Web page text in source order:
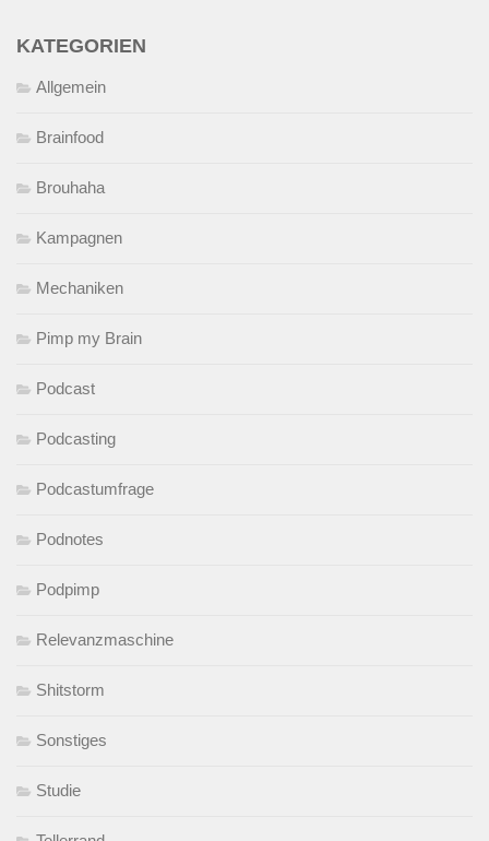
KATEGORIEN
Allgemein
Brainfood
Brouhaha
Kampagnen
Mechaniken
Pimp my Brain
Podcast
Podcasting
Podcastumfrage
Podnotes
Podpimp
Relevanzmaschine
Shitstorm
Sonstiges
Studie